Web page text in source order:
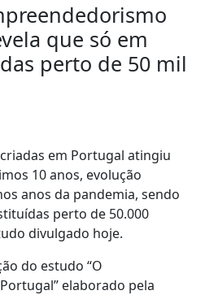
que só em
perto de 50 mil
em Portugal atingiu
10 anos, evolução
anos da pandemia, sendo
perto de 50.000
divulgado hoje.
do estudo “O
elaborado pela